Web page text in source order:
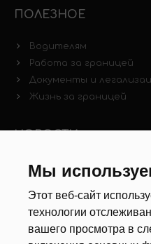
Мы
Этот веб-сайт
технологии
вашего просмотра в
ПОЛЕЗНОЕ
Водителям
Работа за границей
Документы и
Жизнь за границей
Новости рынка труда